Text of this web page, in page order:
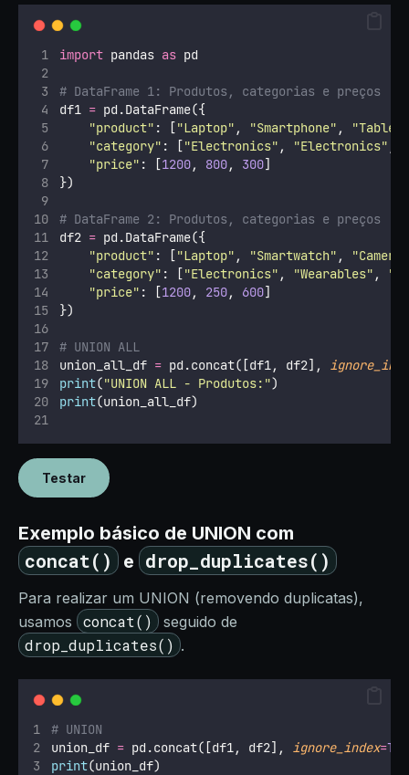
import pandas as pd
# DataFrame 1: Produtos, categorias e preços
df1 = pd.DataFrame({
"product" : ["Laptop" , "Smartphone" , "Tablet
"category" : ["Electronics" , "Electronics"
"price" : [1200, 800, 300]
})
# DataFrame 2: Produtos, categorias e preços
df2 = pd.DataFrame({
"product" : ["Laptop" , "Smartwatch" , "Camera
"category" : ["Electronics" , "Wearables" , "
"price" : [1200, 250, 600]
})
# UNION ALL
union_all_df = pd.concat([df1, df2],
print("UNION ALL - Produtos: ")
print(union_all_df)
Testar
Exemplo básico de UNION com
concat() e drop_duplicates()
Para realizar um UNION (removendo duplicatas),
usamos
concat() seguido de
drop_duplicates() .
# UNION
union_df = pd.concat([df1, df2], ignore_index=
print(union_df)